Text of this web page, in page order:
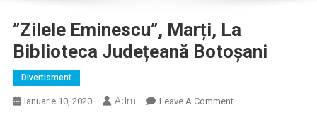
”Zilele Eminescu”, Marți, La
Biblioteca Județeană Botoșani
Divertisment
Ianuarie 10, 2020 Adm Leave A CommentOn